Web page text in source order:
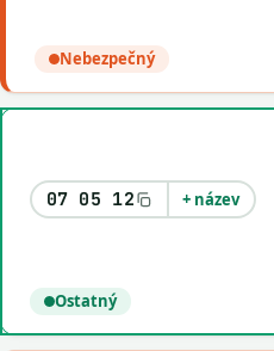
Nebezpečný
07 05 12 + název
Ostatný